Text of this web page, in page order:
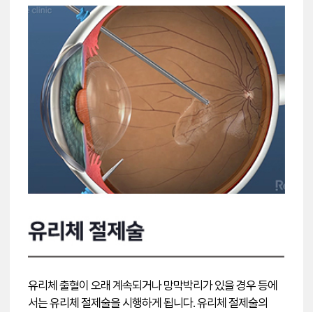
유리체 출혈이 오래 계속되거나 망막박리가 있을 경우 등에
서는 유리체 절제술을 시행하게 됩니다. 유리체 절제술의